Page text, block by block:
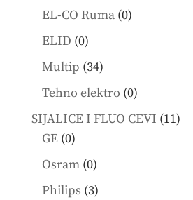
products
EL-CO Ruma 00
ELID 00
products
Multip 3434
products
Tehno elektro 00
products
SIJALICE I FLUO CEVI 1111
GE 00
products
Osram 00
products
Philips 33